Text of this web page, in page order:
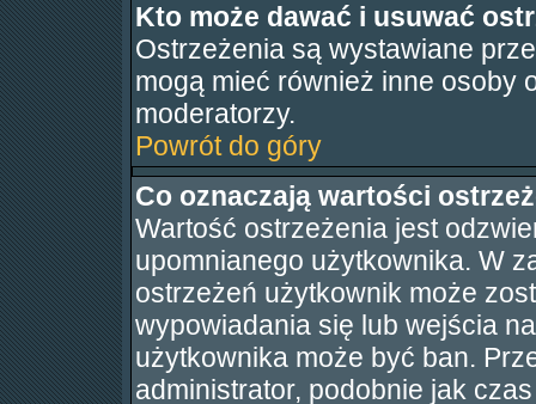
Kto może dawać i usuwać
Ostrzeżenia są wystawiane
mogą mieć również inne osoby
moderatorzy.
Powrót do góry
Co oznaczają wartości
Wartość ostrzeżenia jest
upomnianego użytkownika. W
ostrzeżeń użytkownik może
wypowiadania się lub wejścia
użytkownika może być ban.
administrator, podobnie jak